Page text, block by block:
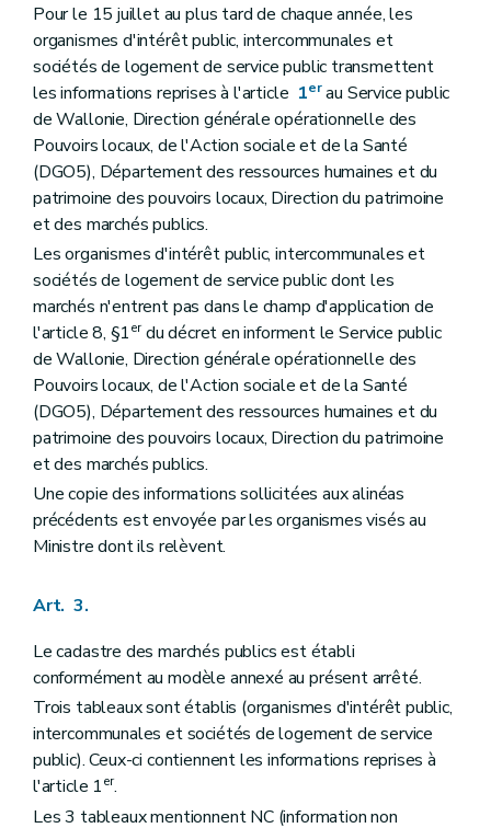
Pour le 15 juillet au plus tard de chaque année, les
organismes d'intérêt public, intercommunales et
sociétés de logement de service public transmettent
les informations reprises à l'article 1erau Service public
de Wallonie, Direction générale opérationnelle des
Pouvoirs locaux, de l'Action sociale et de la Santé
(DGO5), Département des ressources humaines et du
patrimoine des pouvoirs locaux, Direction du patrimoine
et des marchés publics.
Les organismes d'intérêt public, intercommunales et
sociétés de logement de service public dont les
marchés n'entrent pas dans le champ d'application de
l'article 8, §1erdu décret en informent le Service public
de Wallonie, Direction générale opérationnelle des
Pouvoirs locaux, de l'Action sociale et de la Santé
(DGO5), Département des ressources humaines et du
patrimoine des pouvoirs locaux, Direction du patrimoine
et des marchés publics.
Une copie des informations sollicitées aux alinéas
précédents est envoyée par les organismes visés au
Ministre dont ils relèvent.
Art. 3.
Le cadastre des marchés publics est établi
conformément au modèle annexé au présent arrêté.
Trois tableaux sont établis (organismes d'intérêt public,
intercommunales et sociétés de logement de service
public). Ceux-ci contiennent les informations reprises à
l'article 1er.
Les 3 tableaux mentionnent NC (information non